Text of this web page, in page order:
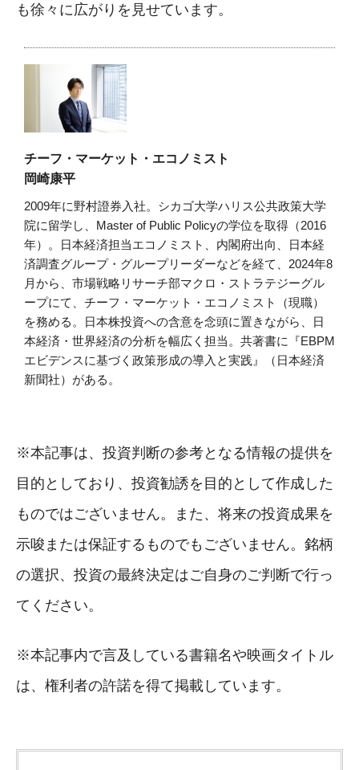
も徐々に広がりを見せています。
チーフ・マーケット・エコノミスト
岡崎康平
2009年に野村證券入社。シカゴ大学ハリス公共政策大学
院に留学し、Master of Public Policyの学位を取得（2016
年）。日本経済担当エコノミスト、内閣府出向、日本経
済調査グループ・グループリーダーなどを経て、2024年8
月から、市場戦略リサーチ部マクロ・ストラテジーグル
ープにて、チーフ・マーケット・エコノミスト（現職）
を務める。日本株投資への含意を念頭に置きながら、日
本経済・世界経済の分析を幅広く担当。共著書に『EBPM
エビデンスに基づく政策形成の導入と実践』（日本経済
新聞社）がある。
※本記事は、投資判断の参考となる情報の提供を
目的としており、投資勧誘を目的として作成した
ものではございません。また、将来の投資成果を
示唆または保証するものでもございません。銘柄
の選択、投資の最終決定はご自身のご判断で行っ
てください。
※本記事内で言及している書籍名や映画タイトル
は、権利者の許諾を得て掲載しています。